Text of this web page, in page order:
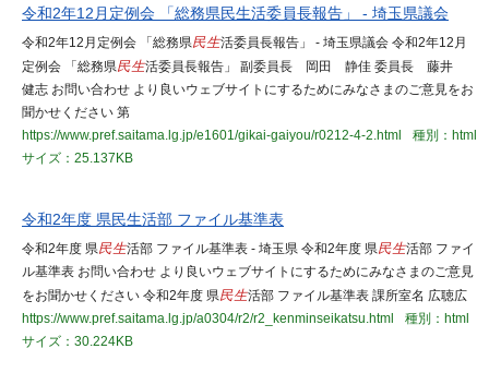
令和2年12月定例会 「総務県民生活委員長報告」 - 埼玉県議会
令和2年12月定例会 「総務県民生活委員長報告」 - 埼玉県議会 令和2年12月
定例会 「総務県民生活委員長報告」 副委員長 岡田 静佳 委員長 藤井
健志 お問い合わせ より良いウェブサイトにするためにみなさまのご意見をお
聞かせください 第
https://www.pref.saitama.lg.jp/e1601/gikai-gaiyou/r0212-4-2.html
種別：html
サイズ：25.137KB
令和2年度 県民生活部 ファイル基準表
令和2年度 県民生活部 ファイル基準表 - 埼玉県 令和2年度 県民生活部 ファイ
ル基準表 お問い合わせ より良いウェブサイトにするためにみなさまのご意見
をお聞かせください 令和2年度 県民生活部 ファイル基準表 課所室名 広聴広
https://www.pref.saitama.lg.jp/a0304/r2/r2_kenminseikatsu.html
種別：html
サイズ：30.224KB